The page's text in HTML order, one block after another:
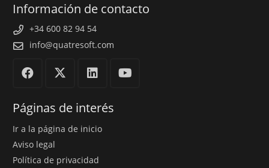
Información de contacto
+34 600 82 94 54
info@quatresoft.com
Páginas de interés
Ir a la página de inicio
Aviso legal
Política de privacidad